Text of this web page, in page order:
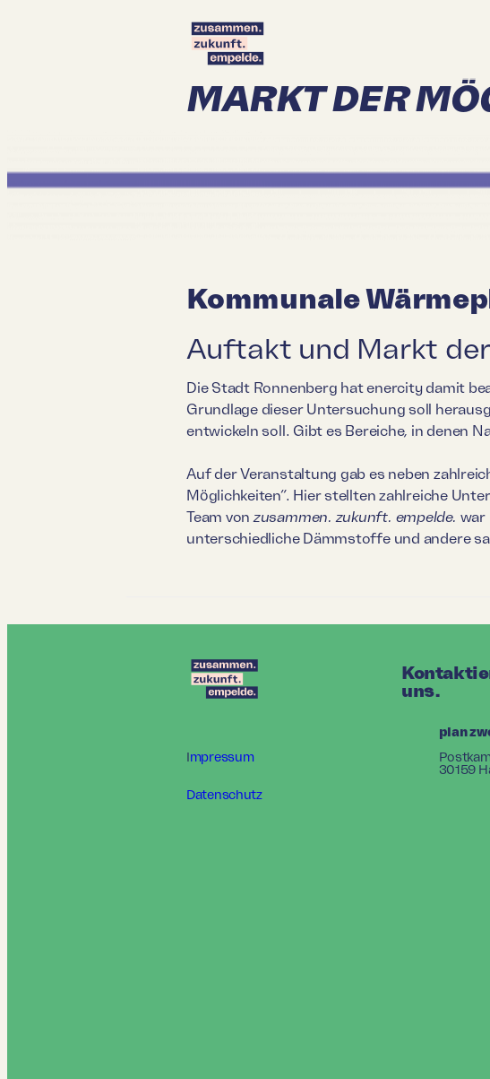
MARKT DER
Kommunale
Auftakt und Markt
Die Stadt Ronnenberg hat enercity damit
Grundlage dieser Untersuchung soll
entwickeln soll. Gibt es Bereiche, in denen
Auf der Veranstaltung gab es neben
Möglichkeiten“. Hier stellten zahlreiche
Team von zusammen. zukunft. empelde. war
unterschiedliche Dämmstoffe und andere
Impressum
Datenschutz
uns.
plan
30159